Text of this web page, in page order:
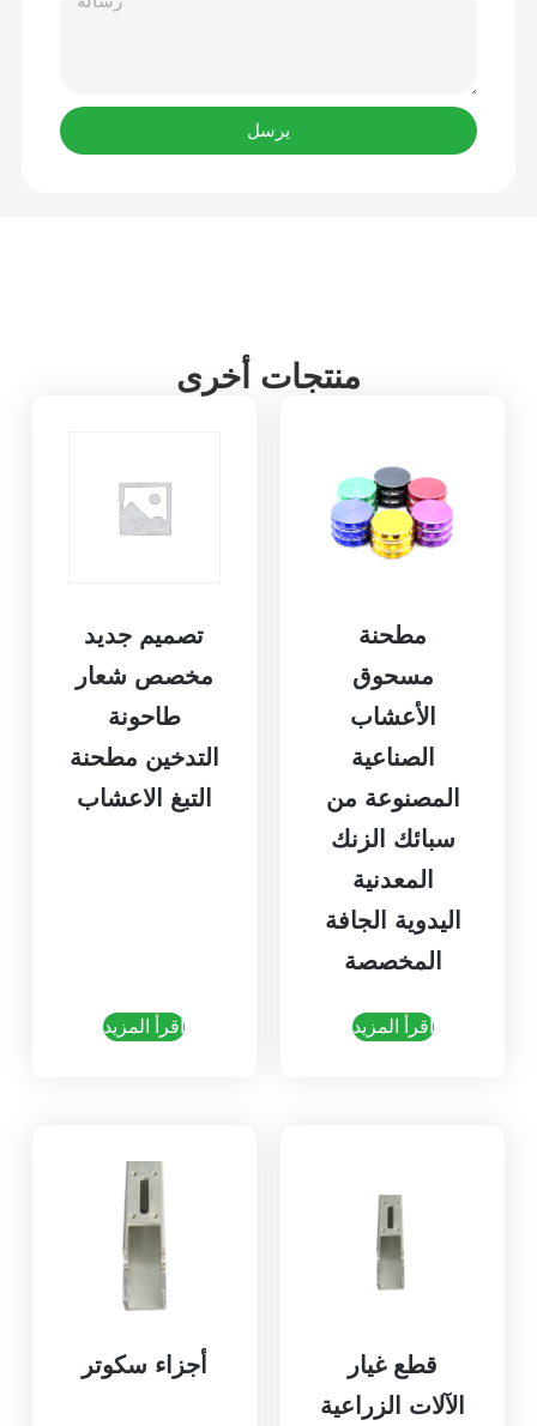
يرسل
منتجات أخرى
تصميم جديد
مخصص شعار
طاحونة
التدخين مطحنة
التبغ الاعشاب
اقرأ المزيد
مطحنة
مسحوق
الأعشاب
الصناعية
المصنوعة من
سبائك الزنك
المعدنية
اليدوية الجافة
المخصصة
اقرأ المزيد
أجزاء سكوتر
قطع غيار
الآلات الزراعية